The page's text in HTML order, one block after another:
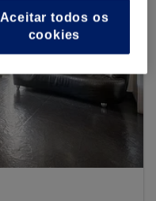
Aceitar todos os
cookies